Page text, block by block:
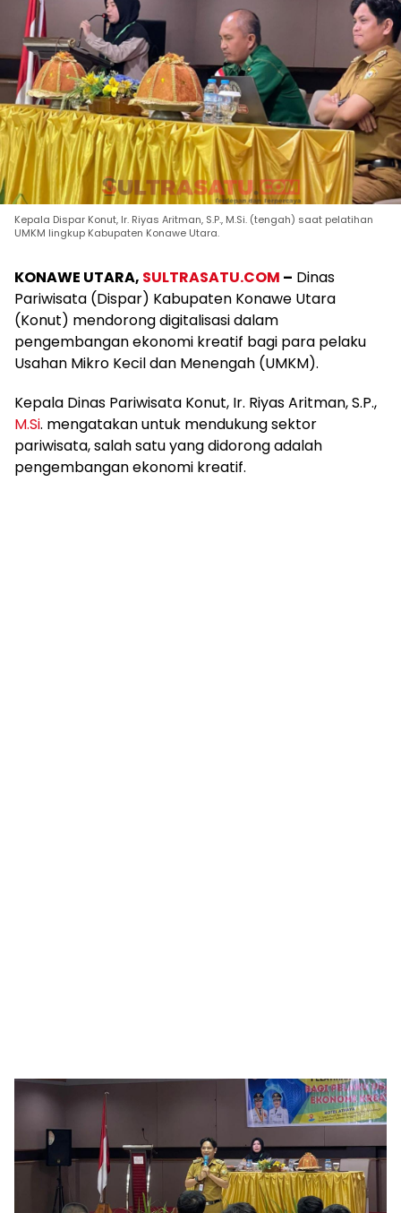
Kepala Dispar Konut, Ir. Riyas Aritman, S.P., M.Si. (tengah) saat pelatihan
UMKM lingkup Kabupaten Konawe Utara.
KONAWE UTARA, SULTRASATU.COM – Dinas
Pariwisata (Dispar) Kabupaten Konawe Utara
(Konut) mendorong digitalisasi dalam
pengembangan ekonomi kreatif bagi para pelaku
Usahan Mikro Kecil dan Menengah (UMKM).
Kepala Dinas Pariwisata Konut, Ir. Riyas Aritman, S.P.,
M.Si. mengatakan untuk mendukung sektor
pariwisata, salah satu yang didorong adalah
pengembangan ekonomi kreatif.